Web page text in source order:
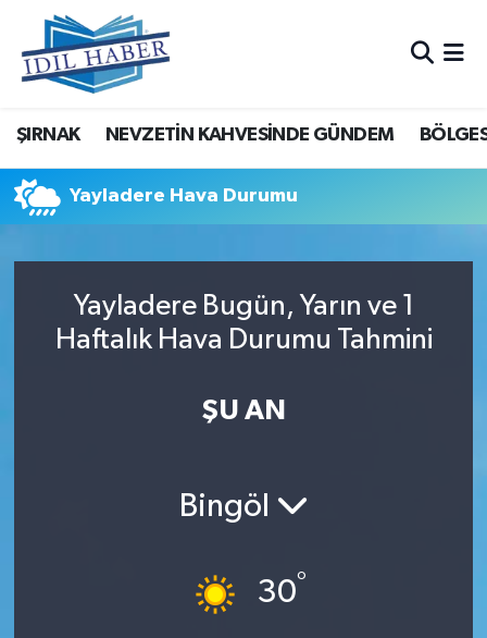
ŞIRNAK NEVZETİN KAHVESİNDE GÜNDEM
Yayladere Hava Durumu
Yayladere Bugün, Yarın ve 1
Haftalık Hava Durumu Tahmini
ŞU AN
Bingöl
30°
Nöbetçi Eczaneler
Hava Durumu
Trafik Durumu
Tüm Manşetler